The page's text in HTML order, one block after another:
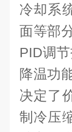
冷却系
面等部
PID调
降温功
决定了
制冷压